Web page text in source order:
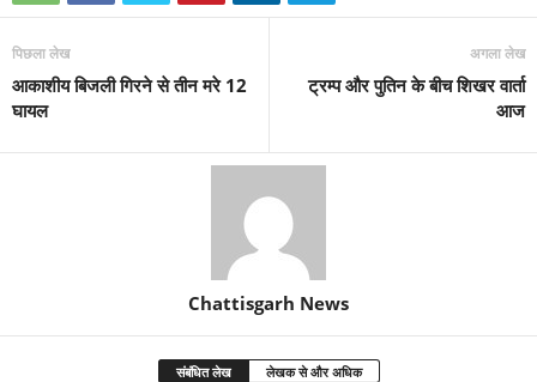
पिछला लेख
आकाशीय बिजली गिरने से तीन मरे 12
घायल
अगला लेख
ट्रम्प और पुतिन के बीच शिखर वार्ता
आज
Chattisgarh News
संबंधित लेख लेखक से और अधिक